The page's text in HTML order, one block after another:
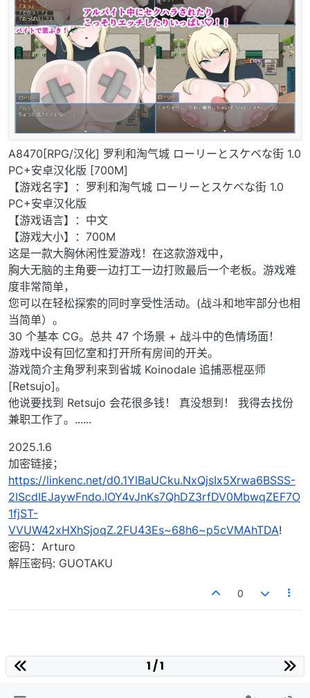
A8470[RPG/汉化] 罗利和淘气城 ローリーとスケベな街 1.0
PC+安卓汉化版 [700M]
【游戏名字】：罗利和淘气城 ローリーとスケベな街 1.0
PC+安卓汉化版
【游戏语言】：中文
【游戏大小】：700M
这是一款大胸休闲性爱游戏！在这款游戏中，
胸大无脑的主角要一边打工一边打败最后一个老板。游戏难
度非常简单，
您可以在轻松探索的同时享受性活动。(战斗和地牢部分也相
当简单）。
30 个基本 CG。总共 47 个场景 + 战斗中的色情场面！
游戏中设有回忆室和打开所有房间的开关。
游戏简介主角罗利来到省城 Koinodale 追捕恶棍巫师
[Retsujo]。
他说要找到 Retsujo 会花很多钱！ 真没想到！ 我得去找份
兼职工作了。......
2025.1.6
加密链接；
https://linkenc.net/d0.1YlBaUCku.NxQjsIx5Xrwa6BSSS-
2IScdIEJaywFndo.lOY4vJnKs7QhDZ3rfDV0MbwqZEF7O
1fjST-
VVUW42xHXhSjoqZ.2FU43Es~68h6~p5cVMAhTDA!
密码：Arturo
解压密码: GUOTAKU
0
1 / 1